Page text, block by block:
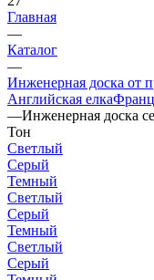
Главная
—
Каталог
—
Инженерная доска от
Английская елка
—Инженерная доска
Тон
Светлый
Серый
Темный
Светлый
Серый
Темный
Светлый
Серый